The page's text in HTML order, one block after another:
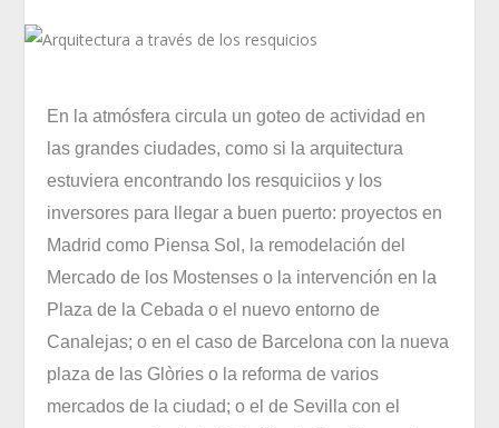
En la atmósfera circula un goteo de actividad en
las grandes ciudades, como si la arquitectura
estuviera encontrando los resquiciios y los
inversores para llegar a buen puerto: proyectos en
Madrid como Piensa Sol, la remodelación del
Mercado de los Mostenses o la intervención en la
Plaza de la Cebada o el nuevo entorno de
Canalejas; o en el caso de Barcelona con la nueva
plaza de las Glòries o la reforma de varios
mercados de la ciudad; o el de Sevilla con el